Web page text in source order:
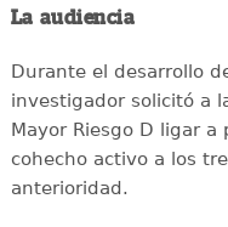
La audiencia
Durante el desarrollo
investigador solicitó a
Mayor Riesgo D ligar
cohecho activo a los
anterioridad.